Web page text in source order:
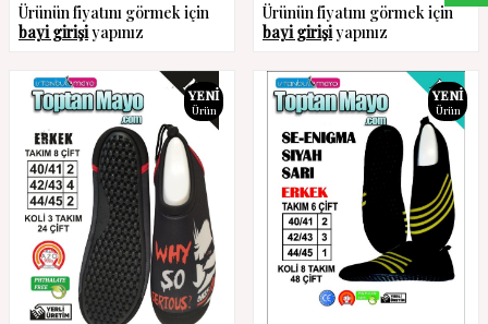
Ürünün fiyatını görmek için
bayi girişiyapınız
Ürünün fiyatını görmek için
bayi girişiyapınız
YENI
Ürün
YENI
Ürün